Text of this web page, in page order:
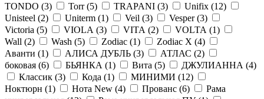
TONDO (3) Torr (5) TRAPANI (3) Unifix (12)
Unisteel (2) Uniterm (1) Veil (3) Vesper (3)
Victoria (5) VIOLA (3) VITA (2) VOLTA (1)
Wall (2) Wash (5) Zodiac (1) Zodiac X (4)
Аванти (1) АЛИСА ДУБЛЬ (3) АТЛАС (2)
боковая (6) БЬЯНКА (1) Вита (5) ДЖУЛИАННА (4)
Классик (3) Кода (1) МИНИМИ (12)
Ноктюрн (1) Нота New (4) Прованс (6)
Рама